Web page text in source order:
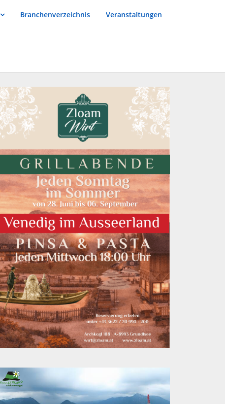
Branchenverzeichnis Veranstaltungen